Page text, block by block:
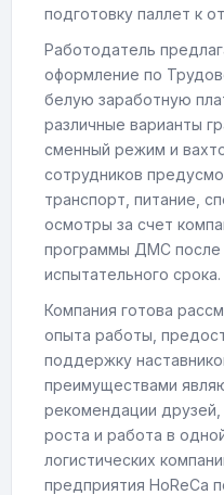
подготовку паллет к
Работодатель
оформление по
белую заработную
различные варианты
сменный режим и
сотрудников
транспорт, питание,
осмотры за счет
программы ДМС после
испытательного срока.
Компания готова
опыта работы,
поддержку
преимуществами
рекомендации
роста и работа в
логистических
предприятия HoReCa